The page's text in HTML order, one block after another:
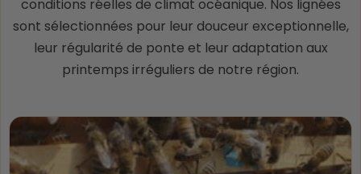
conditions réelles de climat océanique. Nos lignées
sont sélectionnées pour leur douceur exceptionnelle,
leur régularité de ponte et leur adaptation aux
printemps irréguliers de notre région.